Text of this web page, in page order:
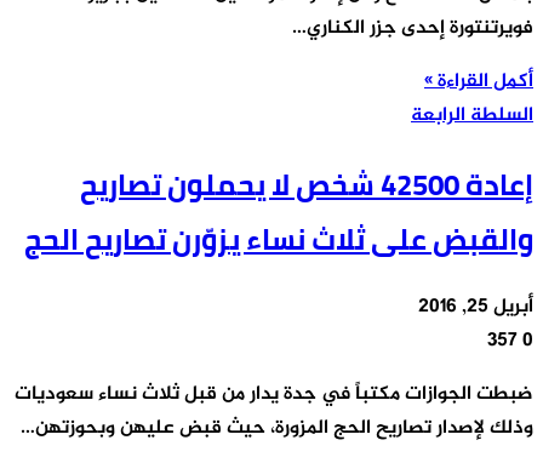
فويرتنتورة إحدى جزر الكناري…
أكمل القراءة »
السلطة الرابعة
إعادة 42500 شخص لا يحملون تصاريح
والقبض على ثلاث نساء يزوّرن تصاريح الحج
أبريل 25, 2016
0
ضبطت الجوازات مكتباً في جدة يدار من قبل ثلاث نساء سعوديات
وذلك لإصدار تصاريح الحج المزورة، حيث قبض عليهن وبحوزتهن…